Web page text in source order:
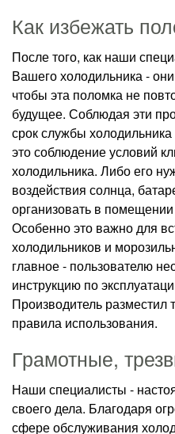
Как избежать
После того, как наши
Вашего холодильника -
чтобы эта поломка не
будущее. Соблюдая эти
срок службы
это соблюдение условий
холодильника. Либо его
воздействия солнца,
организовать в
Особенно это важно для
холодильников и
главное - пользователю
инструкцию по
Производитель
правила использования.
Грамотные,
Наши специалисты -
своего дела. Благодаря
сфере обслуживания